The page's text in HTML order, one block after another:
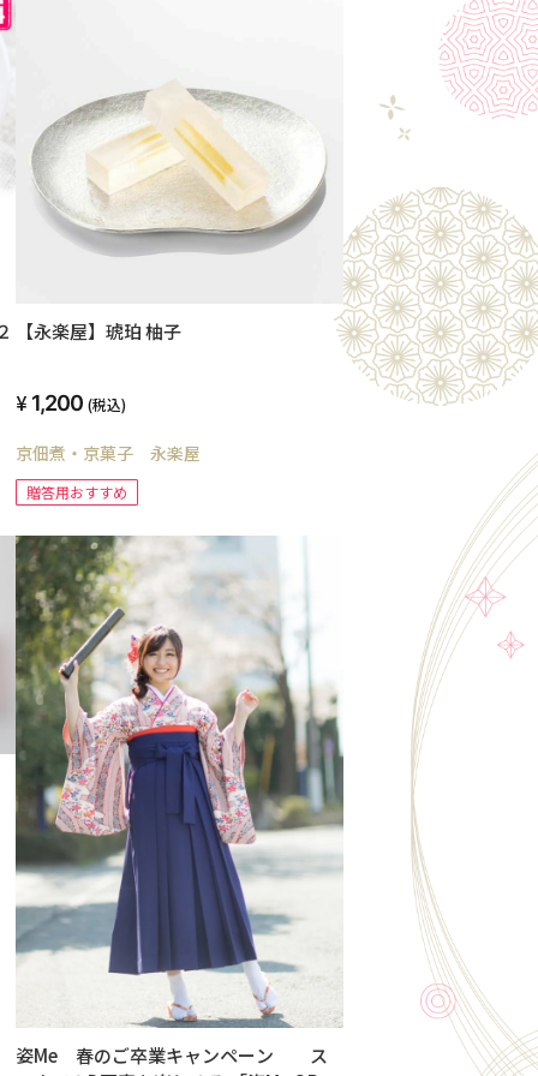
【永楽屋】琥珀 柚子
1,200 (税込)
京佃煮・京菓子 永楽屋
贈答用おすすめ
姿Me 春のご卒業キャンペーン ス